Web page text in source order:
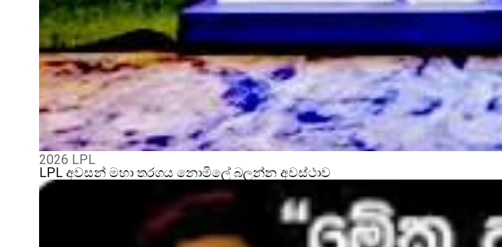
2026 LPL
LPL අවසන් මහා තරගය නොමිලේ බලන්න අවස්ථාව